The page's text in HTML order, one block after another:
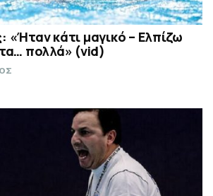
κάτι μαγικό – Ελπίζω
πολλά» (vid)